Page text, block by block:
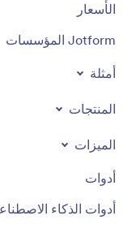
الأسعار
Jotform المؤسسات
أمثلة
المنتجات
الميزات
أدوات
أدوات الذكاء